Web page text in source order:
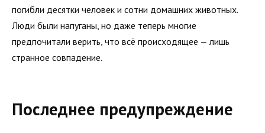
погибли десятки человек и сотни домашних животных.
Люди были напуганы, но даже теперь многие
предпочитали верить, что всё происходящее — лишь
странное совпадение.
Последнее предупреждение